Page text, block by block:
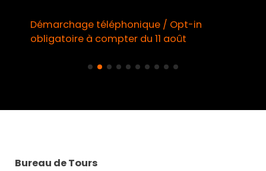
Démarchage téléphonique / Opt-in
obligatoire à compter du 11 août
Bureau de Tours